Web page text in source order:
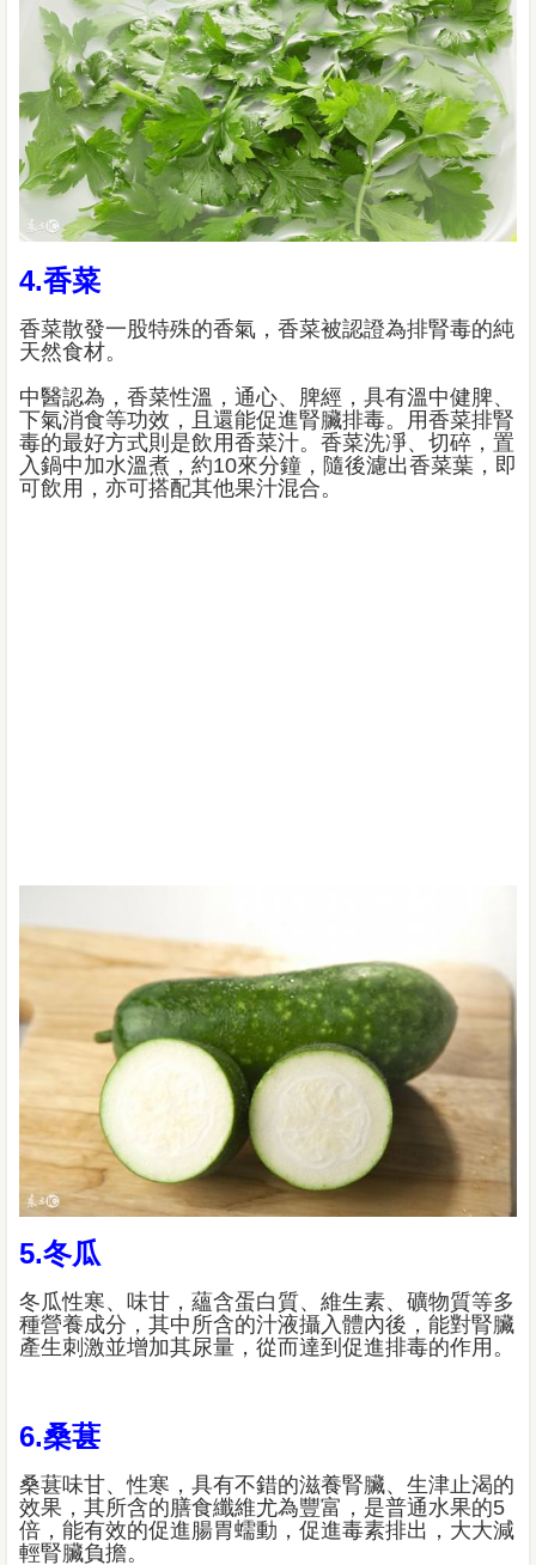
4.香菜
香菜散發一股特殊的香氣，香菜被認證為排腎毒的純
天然食材。
中醫認為，香菜性溫，通心、脾經，具有溫中健脾、
下氣消食等功效，且還能促進腎臟排毒。用香菜排腎
毒的最好方式則是飲用香菜汁。香菜洗凈、切碎，置
入鍋中加水溫煮，約10來分鐘，隨後濾出香菜葉，即
可飲用，亦可搭配其他果汁混合。
5.冬瓜
冬瓜性寒、味甘，蘊含蛋白質、維生素、礦物質等多
種營養成分，其中所含的汁液攝入體內後，能對腎臟
產生刺激並增加其尿量，從而達到促進排毒的作用。
6.桑葚
桑葚味甘、性寒，具有不錯的滋養腎臟、生津止渴的
效果，其所含的膳食纖維尤為豐富，是普通水果的5
倍，能有效的促進腸胃蠕動，促進毒素排出，大大減
輕腎臟負擔。